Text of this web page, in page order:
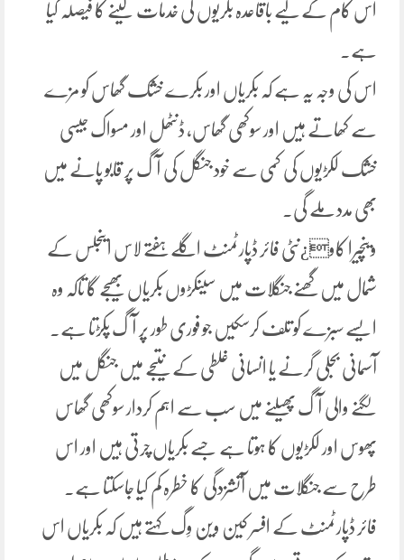
اس کام کے لیے باقاعدہ بکریوں کی خدمات لینے کا فیصلہ کیا
ہے۔
اس کی وجہ یہ ہے کہ بکریاں اور بکرے خشک گھاس کو مزے
سے کھاتے ہیں اور سوکھی گھاس، ڈنٹھل اور مسواک جیسی
خشک لکڑیوں کی کمی سے خود جنگل کی آگ پر قابو پانے میں
بھی مدد ملے گی۔
وینچیرا کاو¿نٹی فائر ڈپارٹمنٹ اگلے ہفتے لاس اینجلس کے
شمال میں گھنے جنگلات میں سینکڑوں بکریاں بھیجے گا تاکہ وہ
ایسے سبزے کو تلف کرسکیں جو فوری طور پر آگ پکڑتا ہے۔
آسمانی بجلی گرنے یا انسانی غلطی کے نتیجے میں جنگل میں
لگنے والی آگ پھیلنے میں سب سے اہم کردار سوکھی گھاس
پھوس اور لکڑیوں کا ہوتا ہے جسے بکریاں چرتی ہیں اور اس
طرح سے جنگلات میں آتشزدگی کا خطرہ کم کیا جاسکتا ہے۔
فائر ڈپارٹمنٹ کے افسر کین وین وِگ کہتے ہیں کہ بکریاں اس